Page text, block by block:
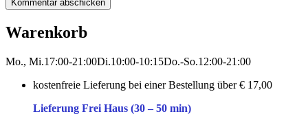
Warenkorb
Mo., Mi.17:00-21:00Di.10:00-10:15Do.-So.12:00-21:00
kostenfreie Lieferung bei einer Bestellung über€ 17,00
Lieferung Frei Haus (30 – 50 min)